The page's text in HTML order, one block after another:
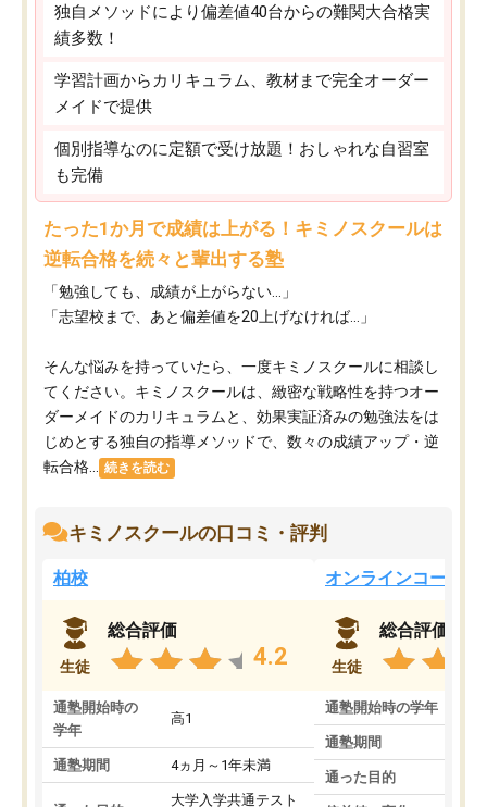
独自メソッドにより偏差値40台からの難関大合格実
績多数！
学習計画からカリキュラム、教材まで完全オーダー
メイドで提供
個別指導なのに定額で受け放題！おしゃれな自習室
も完備
たった1か月で成績は上がる！キミノスクールは
逆転合格を続々と輩出する塾
「勉強しても、成績が上がらない…」
「志望校まで、あと偏差値を20上げなければ…」
そんな悩みを持っていたら、一度キミノスクールに相談し
てください。キミノスクールは、緻密な戦略性を持つオー
ダーメイドのカリキュラムと、効果実証済みの勉強法をは
じめとする独自の指導メソッドで、数々の成績アップ・逆
転合格...
続きを読む
キミノスクールの口コミ・評判
柏校
生徒
総合評価
4.2
通塾開始時の
学年
高1
通塾期間 4ヵ月～1年未満
大学入学共通テスト
オンラインコース
生徒
総合評価
通塾開始時の学年
通塾期間
通った目的